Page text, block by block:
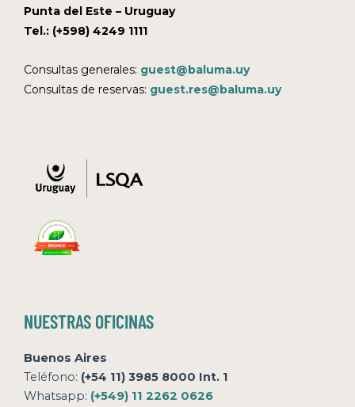
Punta del Este – Uruguay
Tel.: (+598) 4249 1111
Consultas generales: guest@baluma.uy
Consultas de reservas: guest.res@baluma.uy
NUESTRAS OFICINAS
Buenos Aires
Teléfono: (+54 11) 3985 8000 Int. 1
Whatsapp: (+549) 11 2262 0626